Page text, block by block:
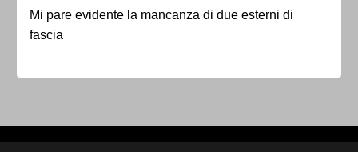
Mi pare evidente la mancanza di due esterni di
fascia